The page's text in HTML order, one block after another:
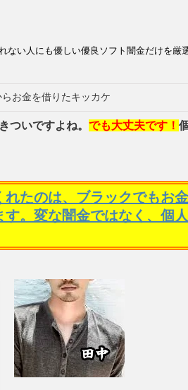
ない人にも優しい優良ソフト闇金だけを厳
お金を借りたキッカケ
ついですよね。 でも大丈夫です！
たのは、ブラックでもお
。変な闇金ではなく、個